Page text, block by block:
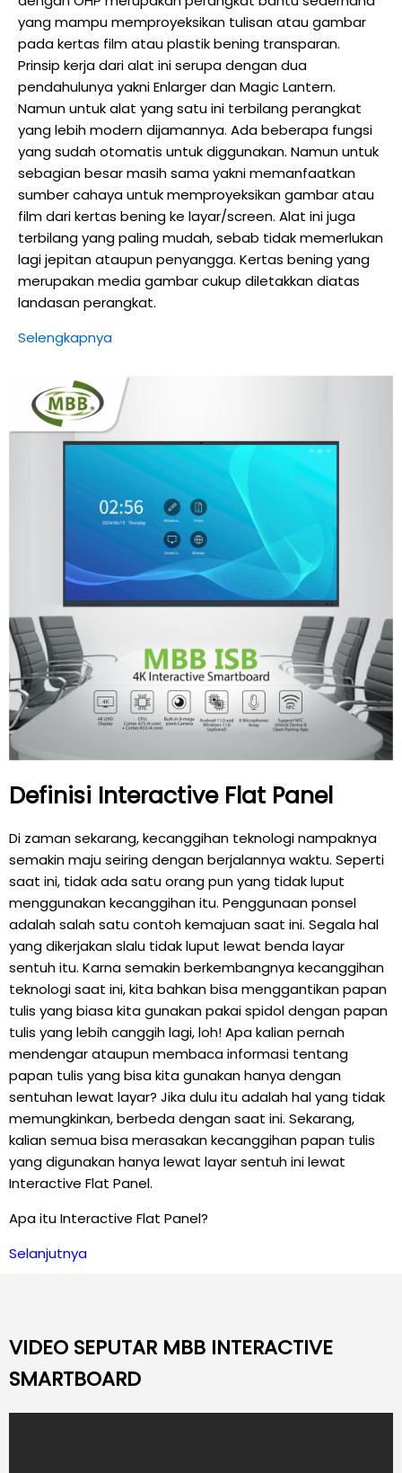
yang mampu memproyeksikan tulisan atau gambar
pada kertas film atau plastik bening transparan.
Prinsip kerja dari alat ini serupa dengan dua
pendahulunya yakni Enlarger dan Magic Lantern.
Namun untuk alat yang satu ini terbilang perangkat
yang lebih modern dijamannya. Ada beberapa fungsi
yang sudah otomatis untuk diggunakan. Namun untuk
sebagian besar masih sama yakni memanfaatkan
sumber cahaya untuk memproyeksikan gambar atau
film dari kertas bening ke layar/screen. Alat ini juga
terbilang yang paling mudah, sebab tidak memerlukan
lagi jepitan ataupun penyangga. Kertas bening yang
merupakan media gambar cukup diletakkan diatas
landasan perangkat.
Selengkapnya
Definisi Interactive Flat Panel
Di zaman sekarang, kecanggihan teknologi nampaknya
semakin maju seiring dengan berjalannya waktu. Seperti
saat ini, tidak ada satu orang pun yang tidak luput
menggunakan kecanggihan itu. Penggunaan ponsel
adalah salah satu contoh kemajuan saat ini. Segala hal
yang dikerjakan slalu tidak luput lewat benda layar
sentuh itu. Karna semakin berkembangnya kecanggihan
teknologi saat ini, kita bahkan bisa menggantikan papan
tulis yang biasa kita gunakan pakai spidol dengan papan
tulis yang lebih canggih lagi, loh! Apa kalian pernah
mendengar ataupun membaca informasi tentang
papan tulis yang bisa kita gunakan hanya dengan
sentuhan lewat layar? Jika dulu itu adalah hal yang tidak
memungkinkan, berbeda dengan saat ini. Sekarang,
kalian semua bisa merasakan kecanggihan papan tulis
yang digunakan hanya lewat layar sentuh ini lewat
Interactive Flat Panel.
Apa itu Interactive Flat Panel?
Selanjutnya
VIDEO SEPUTAR MBB INTERACTIVE
SMARTBOARD